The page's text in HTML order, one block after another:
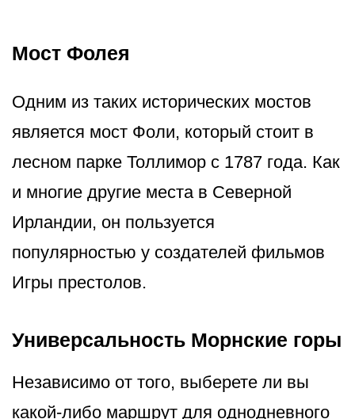
Мост Фолея
Одним из таких исторических мостов
является мост Фоли, который стоит в
лесном парке Толлимор с 1787 года. Как
и многие другие места в Северной
Ирландии, он пользуется
популярностью у создателей фильмов
Игры престолов.
Универсальность Морнские горы
Независимо от того, выберете ли вы
какой-либо маршрут для однодневного